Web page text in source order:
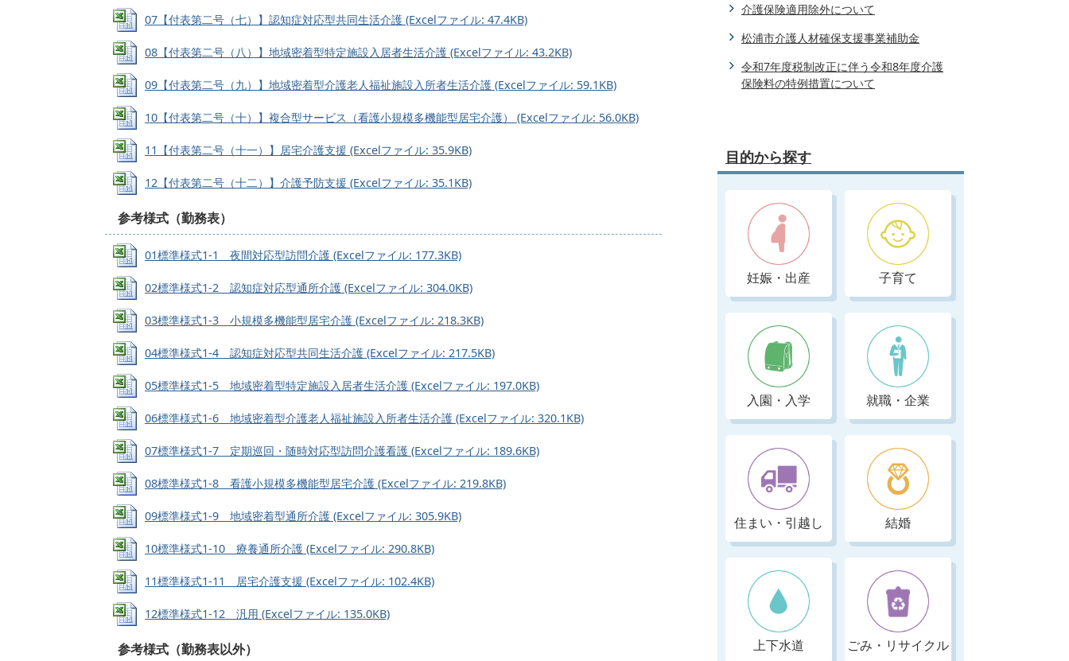
07【付表第二号（七）】認知症対応型共同生活介護 (Excelファイル: 47.4KB)
08【付表第二号（八）】地域密着型特定施設入居者生活介護 (Excelファイル: 43.2KB)
09【付表第二号（九）】地域密着型介護老人福祉施設入所者生活介護 (Excelファイル: 59.1KB)
10【付表第二号（十）】複合型サービス（看護小規模多機能型居宅介護） (Excelファイル: 56.0KB)
11【付表第二号（十一）】居宅介護支援 (Excelファイル: 35.9KB)
12【付表第二号（十二）】介護予防支援 (Excelファイル: 35.1KB)
参考様式（勤務表）
01標準様式1-1 夜間対応型訪問介護 (Excelファイル: 177.3KB)
02標準様式1-2 認知症対応型通所介護 (Excelファイル: 304.0KB)
03標準様式1-3 小規模多機能型居宅介護 (Excelファイル: 218.3KB)
04標準様式1-4 認知症対応型共同生活介護 (Excelファイル: 217.5KB)
05標準様式1-5 地域密着型特定施設入居者生活介護 (Excelファイル: 197.0KB)
06標準様式1-6 地域密着型介護老人福祉施設入所者生活介護 (Excelファイル: 320.1KB)
07標準様式1-7 定期巡回・随時対応型訪問介護看護 (Excelファイル: 189.6KB)
08標準様式1-8 看護小規模多機能型居宅介護 (Excelファイル: 219.8KB)
09標準様式1-9 地域密着型通所介護 (Excelファイル: 305.9KB)
10標準様式1-10 療養通所介護 (Excelファイル: 290.8KB)
11標準様式1-11 居宅介護支援 (Excelファイル: 102.4KB)
12標準様式1-12 汎用 (Excelファイル: 135.0KB)
参考様式（勤務表以外）
介護保険適用除外について
松浦市介護人材確保支援事業補助金
令和7年度税制改正に伴う令和8年度介護
保険料の特例措置について
目的から探す
妊娠・出産 子育て
入園・入学 就職・企業
住まい・引越し 結婚
上下水道 ごみ・リサイクル